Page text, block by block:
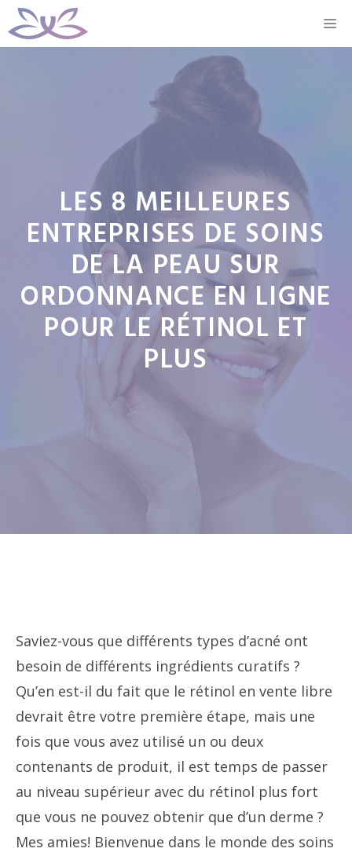
Aller
au
LES 8 MEILLEURES
ENTREPRISES DE SOINS
DE LA PEAU SUR
ORDONNANCE EN LIGNE
POUR LE RÉTINOL ET
PLUS
Saviez-vous que différents types d’acné ont
besoin de différents ingrédients curatifs ?
Qu’en est-il du fait que le rétinol en vente libre
devrait être votre première étape, mais une
fois que vous avez utilisé un ou deux
contenants de produit, il est temps de passer
au niveau supérieur avec du rétinol plus fort
que vous ne pouvez obtenir que d’un derme ?
Mes amies! Bienvenue dans le monde des soins